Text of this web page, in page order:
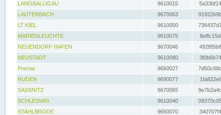
LANGBALLIGAU
9610015
LAUTERBACH
9670063
LT KIEL
9610050
MARIENLEUCHTE
9610075
NEUENDORF HAFEN
9670046
NEUSTADT
9610080
Prerow
9650027
RUDEN
9690077
SASSNITZ
9670065
SCHLESWIG
9610040
STAHLBRODE
9650070